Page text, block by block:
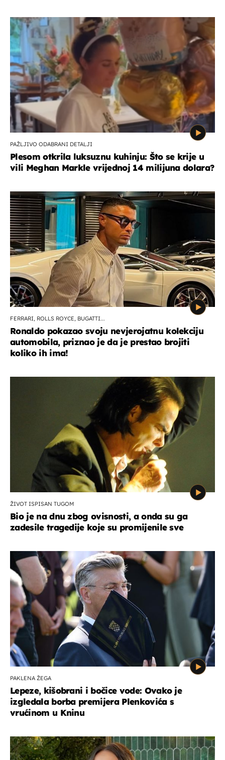
PAŽLJIVO ODABRANI DETALJI
Plesom otkrila luksuznu kuhinju: Što se krije u
vili Meghan Markle vrijednoj 14 milijuna dolara?
FERRARI, ROLLS ROYCE, BUGATTI...
Ronaldo pokazao svoju nevjerojatnu kolekciju
automobila, priznao je da je prestao brojiti
koliko ih ima!
ŽIVOT ISPISAN TUGOM
Bio je na dnu zbog ovisnosti, a onda su ga
zadesile tragedije koje su promijenile sve
PAKLENA ŽEGA
Lepeze, kišobrani i bočice vode: Ovako je
izgledala borba premijera Plenkovića s
vrućinom u Kninu